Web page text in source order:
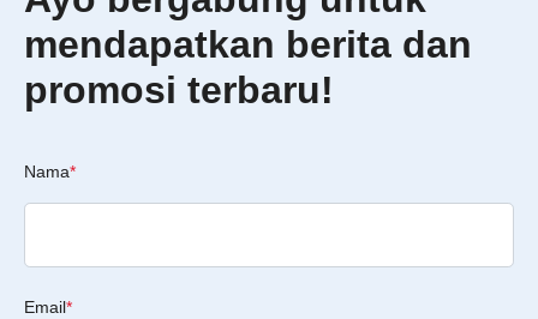
mendapatkan berita dan
promosi terbaru!
Nama*
Email*